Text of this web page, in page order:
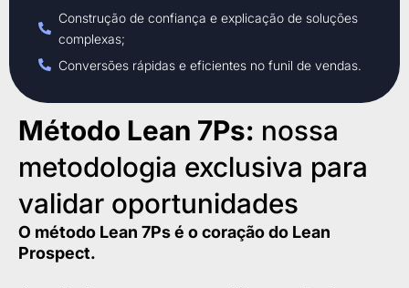
Construção de confiança e explicação de soluções
complexas;
Conversões rápidas e eficientes no funil de vendas.
Método Lean 7Ps: nossa
metodologia exclusiva para
validar oportunidades
O método Lean 7Ps é o coração do Lean
Prospect.